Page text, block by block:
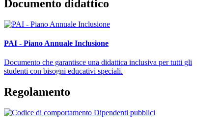
Documento didattico
PAI - Piano Annuale Inclusione
Documento che garantisce una didattica inclusiva per tutti gli
studenti con bisogni educativi speciali.
Regolamento